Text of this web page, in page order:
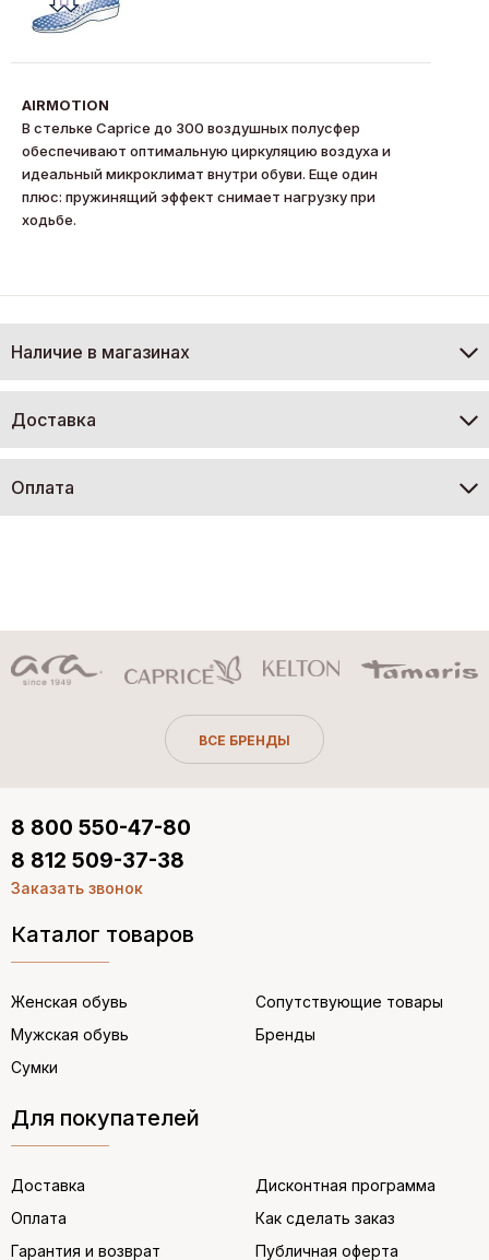
AIRMOTION
В стельке Caprice до 300 воздушных полусфер
обеспечивают оптимальную циркуляцию воздуха и
идеальный микроклимат внутри обуви. Еще один
плюс: пружинящий эффект снимает нагрузку при
ходьбе.
Наличие в магазинах
Доставка
Оплата
ВСЕ БРЕНДЫ
Каталог товаров
Женская обувь
Мужская обувь
Сумки
Сопутствующие товары
Бренды
Для покупателей
Доставка
Оплата
Гарантия и возврат
Дисконтная программа
Как сделать заказ
Публичная оферта
8 800 550-47-80
8 812 509-37-38
Заказать звонок